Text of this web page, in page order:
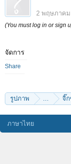
2 พฤษภาคม
(You must log in or sign
จัดการ
Share
รูปภาพ ... จิ๊
ภาษาไทย